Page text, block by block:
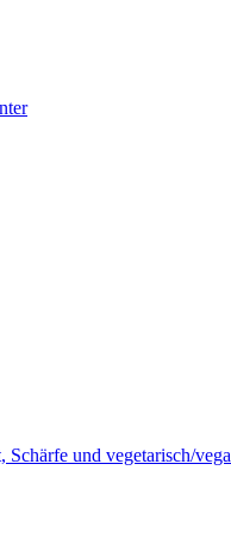
Schärfe und vegetarisch/